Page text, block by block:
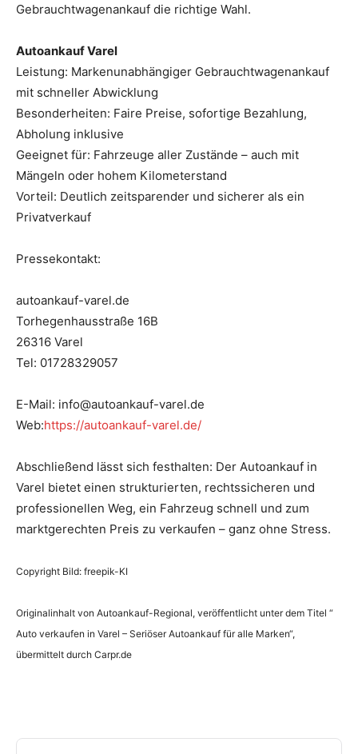
Gebrauchtwagenankauf die richtige Wahl.
Autoankauf Varel
Leistung: Markenunabhängiger Gebrauchtwagenankauf
mit schneller Abwicklung
Besonderheiten: Faire Preise, sofortige Bezahlung,
Abholung inklusive
Geeignet für: Fahrzeuge aller Zustände – auch mit
Mängeln oder hohem Kilometerstand
Vorteil: Deutlich zeitsparender und sicherer als ein
Privatverkauf
Pressekontakt:
autoankauf-varel.de
Torhegenhausstraße 16B
26316 Varel
Tel: 01728329057
E-Mail: info@autoankauf-varel.de
Web:https://autoankauf-varel.de/
Abschließend lässt sich festhalten: Der Autoankauf in
Varel bietet einen strukturierten, rechtssicheren und
professionellen Weg, ein Fahrzeug schnell und zum
marktgerechten Preis zu verkaufen – ganz ohne Stress.
Copyright Bild: freepik-KI
Originalinhalt von Autoankauf-Regional, veröffentlicht unter dem Titel “
Auto verkaufen in Varel – Seriöser Autoankauf für alle Marken“,
übermittelt durch Carpr.de